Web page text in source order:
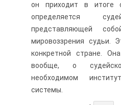
он приходит в итоге
определяется
представляющей
мировоззрения судьи.
конкретной стране.
вообще, о
необходимом
системы.